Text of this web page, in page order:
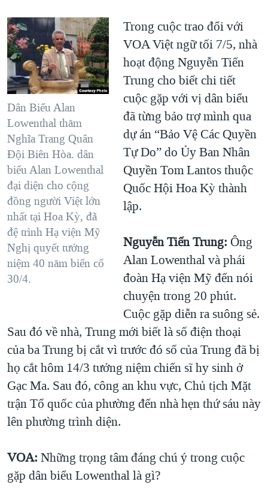
Dân Biểu Alan
Lowenthal thăm
Nghĩa Trang Quân
Đội Biên Hòa. dân
biểu Alan Lowenthal
đại diện cho cộng
đồng người Việt lớn
nhất tại Hoa Kỳ, đã
đệ trình Hạ viện Mỹ
Nghị quyết tưởng
niệm 40 năm biến cố
30/4.
Trong cuộc trao đổi với
VOA Việt ngữ tối 7/5, nhà
hoạt động Nguyễn Tiến
Trung cho biết chi tiết
cuộc gặp với vị dân biểu
đã từng bảo trợ mình qua
dự án “Bảo Vệ Các Quyền
Tự Do” do Ủy Ban Nhân
Quyền Tom Lantos thuộc
Quốc Hội Hoa Kỳ thành
lập.
Nguyễn Tiến Trung: Ông
Alan Lowenthal và phái
đoàn Hạ viện Mỹ đến nói
chuyện trong 20 phút.
Cuộc gặp diễn ra suông sẻ.
Sau đó về nhà, Trung mới biết là số điện thoại
của ba Trung bị cắt vì trước đó số của Trung đã bị
họ cắt hôm 14/3 tưởng niệm chiến sĩ hy sinh ở
Gạc Ma. Sau đó, công an khu vực, Chủ tịch Mặt
trận Tổ quốc của phường đến nhà hẹn thứ sáu này
lên phường trình diện.
VOA: Những trọng tâm đáng chú ý trong cuộc
gặp dân biểu Lowenthal là gì?